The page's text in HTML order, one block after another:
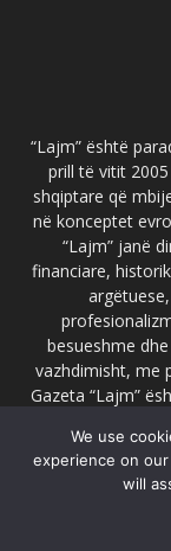
“Lajm” është
prill të vitit
shqiptare që
në konceptet
“Lajm” janë
financiare,
besueshme
vazhdimisht, me
Gazeta “Lajm”
faqja zyrtare e
ndër
We use
experience on
will